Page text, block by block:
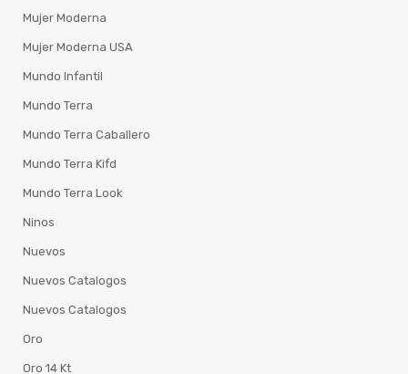
Mujer Moderna
Mujer Moderna USA
Mundo Infantil
Mundo Terra
Mundo Terra Caballero
Mundo Terra Kifd
Mundo Terra Look
Ninos
Nuevos
Nuevos Catalogos
Nuevos Catalogos
Oro
Oro 14 Kt